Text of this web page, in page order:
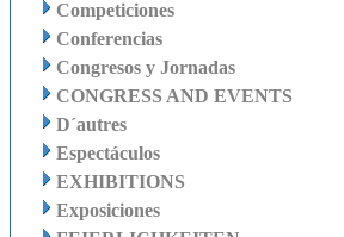
Competiciones
Conferencias
Congresos y Jornadas
CONGRESS AND EVENTS
D´autres
Espectáculos
EXHIBITIONS
Exposiciones